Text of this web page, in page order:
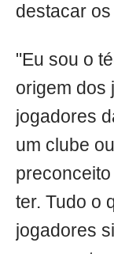
destacar
"Eu sou o
origem dos
jogadores
um clube
ter. Tudo o
jogadores